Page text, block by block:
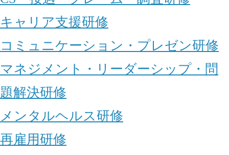
キャリア支援研修
コミュニケーション・プレゼン研修
マネジメント・リーダーシップ・問
題解決研修
メンタルヘルス研修
再雇用研修